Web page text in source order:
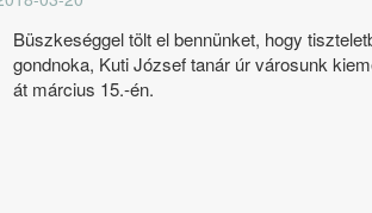
Büszkeséggel tölt el bennünket, hogy
gondnoka, Kuti József tanár úr városunk
át március 15.-én.